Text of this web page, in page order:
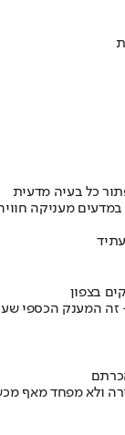
כל בעיה מדעית
מעניקה
בצפון
המענק הכספי
ולא מפחד מאף